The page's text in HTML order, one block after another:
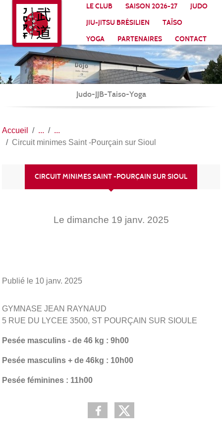
LE CLUB SAISON 2026-27
JUDO
JIU-JITSU BRÉSILIEN
TAÏSO
YOGA
PARTENAIRES CONTACT
Judo-JJB-Taiso-Yoga
Accueil
Circuit minimes Saint -Pourçain sur Sioul
CIRCUIT MINIMES SAINT -POURÇAIN SUR SIOUL
Le dimanche 19 janv. 2025
Publié le 10 janv. 2025
GYMNASE JEAN RAYNAUD
5 RUE DU LYCEE 3500, ST POURÇAIN SUR SIOULE
Pesée masculins - de 46 kg : 9h00
Pesée masculins + de 46kg : 10h00
Pesée féminines : 11h00
Panneau de gestion des cookies